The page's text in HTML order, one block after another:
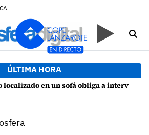
ÚLTIMA HORA
en un sofá obliga a intervenir en una vivienda de Playa Honda